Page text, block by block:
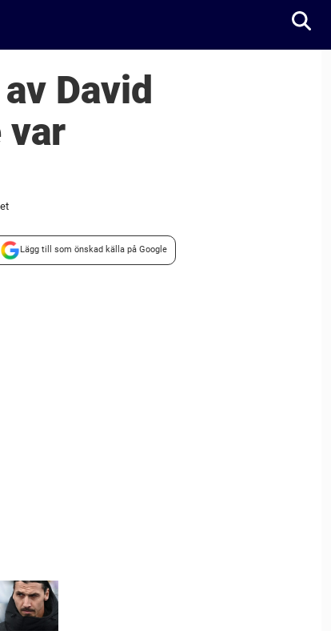
David
var
Lägg till som önskad källa på Google